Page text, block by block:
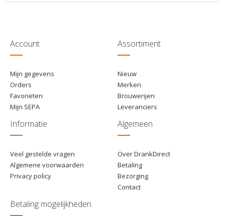
Account
Mijn gegevens
Orders
Favorieten
Mijn SEPA
Assortiment
Nieuw
Merken
Brouwerijen
Leveranciers
Informatie
Veel gestelde vragen
Algemene voorwaarden
Privacy policy
Algemeen
Over DrankDirect
Betaling
Bezorging
Contact
Betaling mogelijkheden